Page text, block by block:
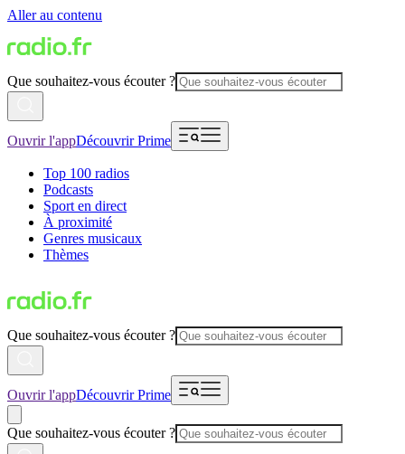
Aller au contenu
Que souhaitez-vous écouter ?
Ouvrir l'appDécouvrir Prime
Top 100 radios
Podcasts
Sport en direct
À proximité
Genres musicaux
Thèmes
Que souhaitez-vous écouter ?
Ouvrir l'appDécouvrir Prime
Que souhaitez-vous écouter ?